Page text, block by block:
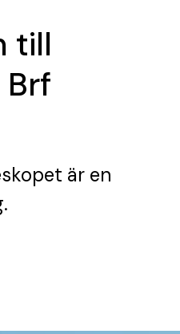
till
Brf
är en